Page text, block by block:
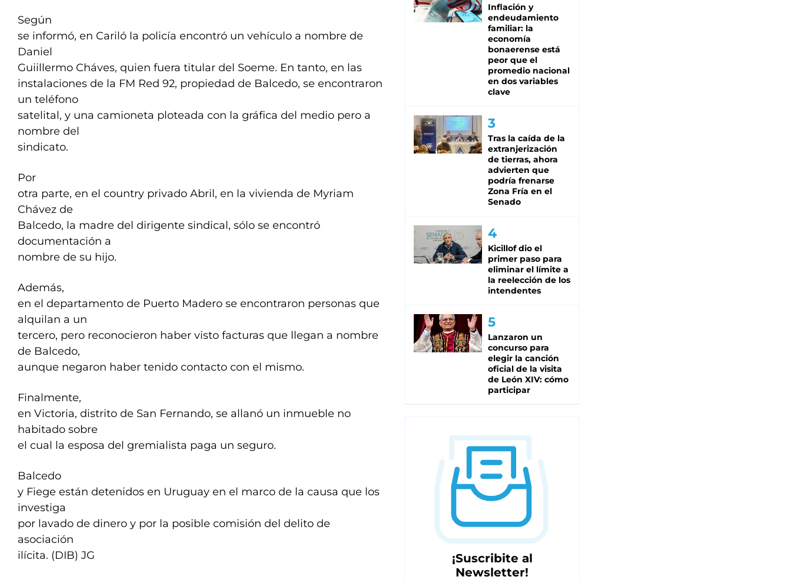
Según
se informó, en Cariló la policía encontró un vehículo a nombre de
Daniel
Guiillermo Cháves, quien fuera titular del Soeme. En tanto, en las
instalaciones de la FM Red 92, propiedad de Balcedo, se encontraron
un teléfono
satelital, y una camioneta ploteada con la gráfica del medio pero a
nombre del
sindicato.
Por
otra parte, en el country privado Abril, en la vivienda de Myriam
Chávez de
Balcedo, la madre del dirigente sindical, sólo se encontró
documentación a
nombre de su hijo.
Además,
en el departamento de Puerto Madero se encontraron personas que
alquilan a un
tercero, pero reconocieron haber visto facturas que llegan a nombre
de Balcedo,
aunque negaron haber tenido contacto con el mismo.
Finalmente,
en Victoria, distrito de San Fernando, se allanó un inmueble no
habitado sobre
el cual la esposa del gremialista paga un seguro.
Balcedo
y Fiege están detenidos en Uruguay en el marco de la causa que los
investiga
por lavado de dinero y por la posible comisión del delito de
asociación
ilícita. (DIB) JG
Inflación y
endeudamiento
familiar: la
economía
bonaerense está
peor que el
promedio nacional
en dos variables
clave
Tras la caída de la
extranjerización
de tierras, ahora
advierten que
podría frenarse
Zona Fría en el
Senado
Kicillof dio el
primer paso para
eliminar el límite a
la reelección de los
intendentes
Lanzaron un
concurso para
elegir la canción
oficial de la visita
de León XIV: cómo
participar
¡Suscribite al
Newsletter!